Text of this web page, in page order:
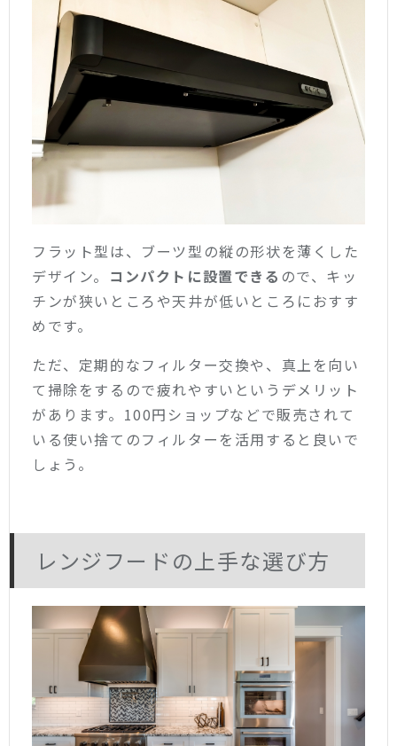
フラット型は、ブーツ型の縦の形状を薄くした
デザイン。 コンパクトに設置できる ので、キッ
チンが狭いところや天井が低いところにおすす
めです。
ただ、定期的なフィルター交換や、真上を向い
て掃除をするので疲れやすいというデメリット
があります。100円ショップなどで販売されて
いる使い捨てのフィルターを活用すると良いで
しょう。
レンジフードの上手な選び方